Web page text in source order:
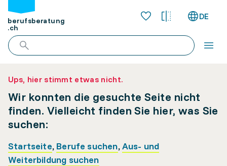
berufsberatung
.ch
DE
Ups, hier stimmt etwas nicht.
Wir konnten die gesuchte Seite nicht
finden. Vielleicht finden Sie hier, was Sie
suchen:
Startseite, Berufe suchen,Aus- und
Weiterbildung suchen